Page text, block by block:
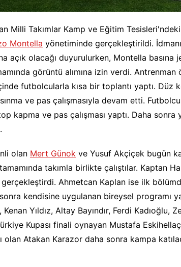
Milli Takımlar Kamp ve Eğitim
Montella yönetiminde gerçekleştirildi.
açık olacağı duyurulurken, Montella basına
görüntü alımına izin verdi. Antrenman
futbolcularla kısa bir toplantı yaptı. Düz
ve pas çalışmasıyla devam etti.
kapma ve pas çalışması yaptı. Daha sonra
olan Mert Günok ve Yusuf Akçiçek bugün
takımla birlikte çalıştılar. Kaptan
gerçekleştirdi. Ahmetcan Kaplan ise ilk
sonra kendisine uygulanan bireysel programı
Yıldız, Altay Bayındır, Ferdi Kadıoğlu,
Kupası finali oynayan Mustafa
olan Atakan Karazor daha sonra kampa